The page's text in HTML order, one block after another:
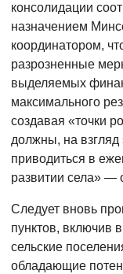
консолидации
назначением
координатором,
разрозненные
выделяемых
максимального
создавая «точки
должны, на взгляд
приводиться в
развитии села»
Следует вновь
пунктов, включив
сельские
обладающие